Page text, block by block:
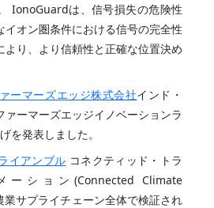
IonoGuardは、信号損失の危険性
イオン圏条件における信号の完全性
より、より信頼性と正確な位置決め
ーマーズエッジ株式会社インド・
ァーマーズエッジイノベーションラ
を発表しました。
イアンブル コネクティッド・トラ
ション(Connected Climate
業サプライチェーン全体で検証され